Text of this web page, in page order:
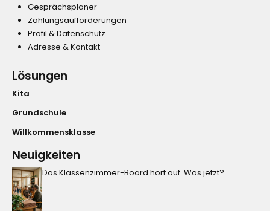
Gesprächsplaner
Zahlungsaufforderungen
Profil & Datenschutz
Adresse & Kontakt
Lösungen
Kita
Grundschule
Willkommensklasse
Neuigkeiten
Das Klassenzimmer-Board hört auf. Was jetzt?